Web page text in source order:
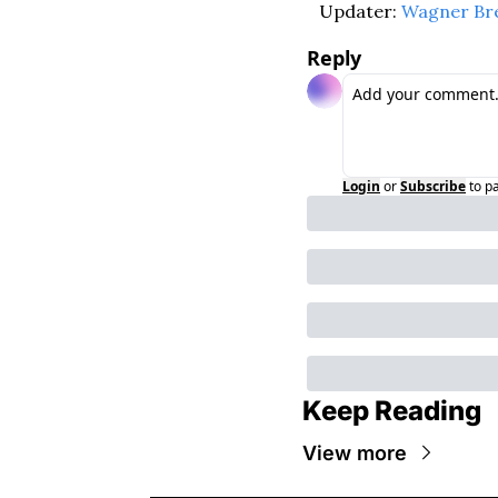
Updater: Wagner
Reply
Login orSubscribeto
Keep Reading
View more